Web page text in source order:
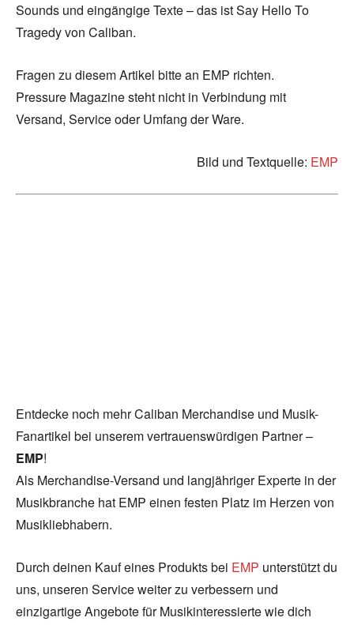
Sounds und eingängige Texte – das ist Say Hello To
Tragedy von Caliban.
Fragen zu diesem Artikel bitte an EMP richten.
Pressure Magazine steht nicht in Verbindung mit
Versand, Service oder Umfang der Ware.
Bild und Textquelle: EMP
Entdecke noch mehr Caliban Merchandise und Musik-
Fanartikel bei unserem vertrauenswürdigen Partner –
EMP!
Als Merchandise-Versand und langjähriger Experte in der
Musikbranche hat EMP einen festen Platz im Herzen von
Musikliebhabern.
Durch deinen Kauf eines Produkts bei EMP unterstützt du
uns, unseren Service weiter zu verbessern und
einzigartige Angebote für Musikinteressierte wie dich